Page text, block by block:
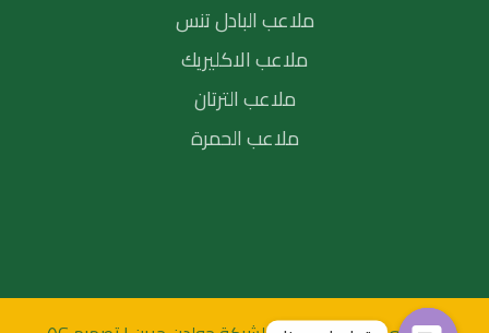
ملاعب البادل تنس
ملاعب الاكليريك
ملاعب الترتان
ملاعب الحمرة